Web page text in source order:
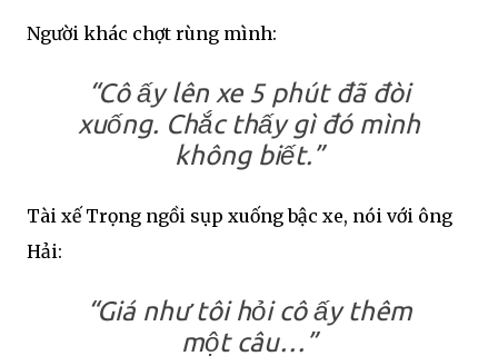
Người khác chợt rùng mình:
“Cô ấy lên xe 5 phút đã đòi
xuống. Chắc thấy gì đó mình
không biết.”
Tài xế Trọng ngồi sụp xuống bậc xe, nói với ông
Hải:
“Giá như tôi hỏi cô ấy thêm
một câu…”